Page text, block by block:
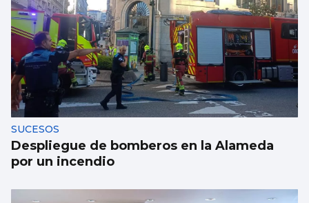
Marruecos: ¿Fiable y responsable?
SUCESOS
Despliegue de bomberos en la Alameda
por un incendio